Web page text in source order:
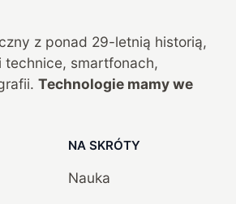
z ponad 29-letnią historią,
technice, smartfonach,
Technologie mamy we
NA SKRÓTY
Nauka